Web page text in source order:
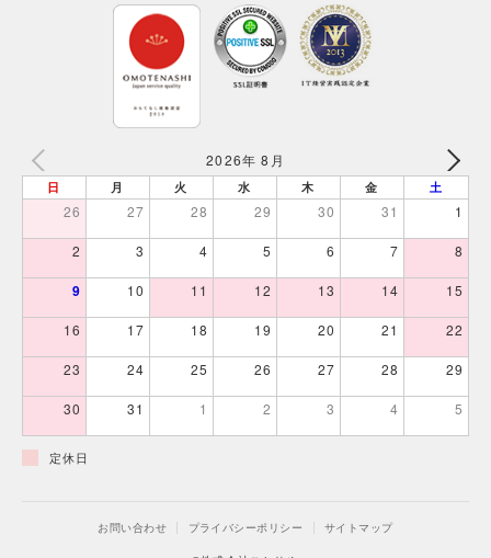
2026年 8月
日 月 火 水 木 金 土
26 27 28 29 30 31 1
2 3 4 5 6 7 8
9 10 11 12 13 14 15
16 17 18 19 20 21 22
23 24 25 26 27 28 29
30 31 1 2 3 4 5
定休日
お問い合わせ プライバシーポリシー サイトマップ